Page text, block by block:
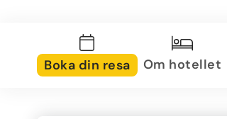
Boka din resa Om hotellet